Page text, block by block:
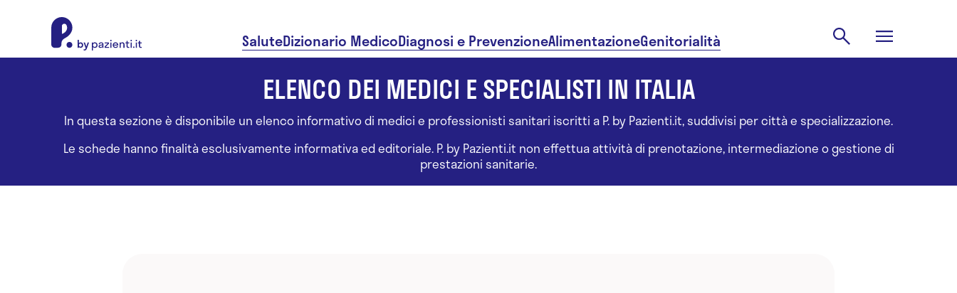
SaluteDizionario MedicoDiagnosi e PrevenzioneAlimentazioneGenitorialità
ELENCO DEI MEDICI E SPECIALISTI IN ITALIA
In questa sezione è disponibile un elenco informativo di medici e professionisti sanitari iscritti a P. by Pazienti.it, suddivisi per città e specializzazione.
Le schede hanno finalità esclusivamente informativa ed editoriale. P. by Pazienti.it non effettua attività di prenotazione, intermediazione o gestione di
prestazioni sanitarie.